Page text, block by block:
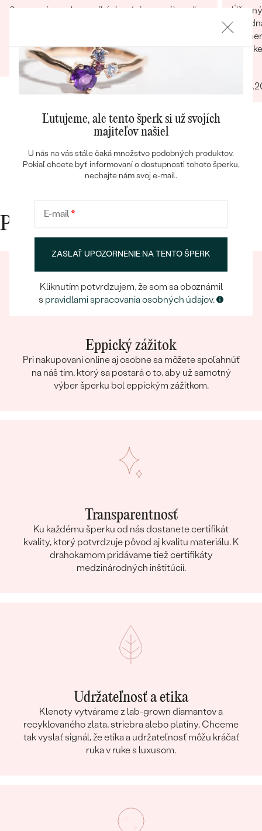
Bestsellery
OBJAVIŤ
Super prístup, komunikácia, záujem o zákazníka.
Júlia
04.04.2023
Prečo nakupovať v Eppi
Eppický zážitok
Pri nakupovaní online aj osobne sa môžete spoľahnúť
na náš tím, ktorý sa postará o to, aby už samotný
výber šperku bol eppickým zážitkom.
Transparentnosť
Ku každému šperku od nás dostanete certifikát
kvality, ktorý potvrdzuje pôvod aj kvalitu materiálu. K
drahokamom pridávame tiež certifikáty
medzinárodných inštitúcií.
Udržateľnosť a etika
Klenoty vytvárame z lab-grown diamantov a
recyklovaného zlata, striebra alebo platiny. Chceme
tak vyslať signál, že etika a udržateľnosť môžu kráčať
ruka v ruke s luxusom.
Ľutujeme, ale tento šperk si už svojích
majiteľov našiel
U nás na vás stále čaká množstvo podobných produktov.
Pokiaľ chcete byť informovaní o dostupnosti tohoto šperku,
nechajte nám svoj e-mail.
E-mail*
ZASLAŤ UPOZORNENIE NA TENTO ŠPERK
Kliknutím potvrdzujem, že som sa oboznámil
s pravidlami spracovania osobných údajov.